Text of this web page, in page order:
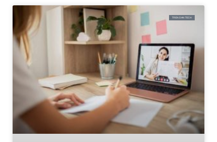
TREN DAN TECH